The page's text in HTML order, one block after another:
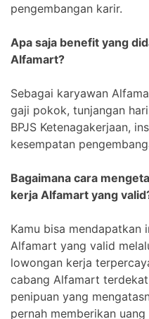
pengembangan karir.
Apa saja benefit yang
Alfamart?
Sebagai karyawan
gaji pokok, tunjangan hari
BPJS Ketenagakerjaan,
kesempatan
Bagaimana cara
kerja Alfamart yang
Kamu bisa mendapatkan
Alfamart yang valid
lowongan kerja
cabang Alfamart
penipuan yang
pernah memberikan